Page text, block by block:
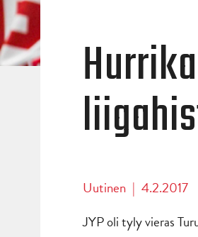
Uutinen | 4.2.2017
JYP oli tyly vieras